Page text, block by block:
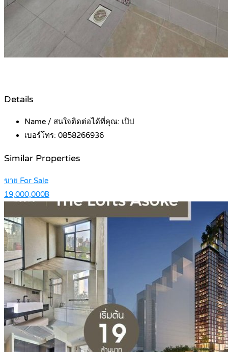
Details
Name / สนใจติดต่อได้ที่คุณ: เป๊ป
เบอร์โทร: 0858266936
Similar Properties
ขาย For Sale
19,000,000฿